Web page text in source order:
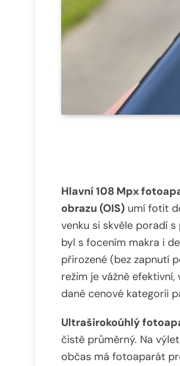
Hlavní 108 Mpx
obrazu (OIS) umí fotit
venku si skvěle poradí
byl s focením makra i
přirozené (bez zapnutí
režim je vážně
dané cenové kategorii
Ultraširokoúhlý
čistě průměrný. Na
občas má fotoaparát